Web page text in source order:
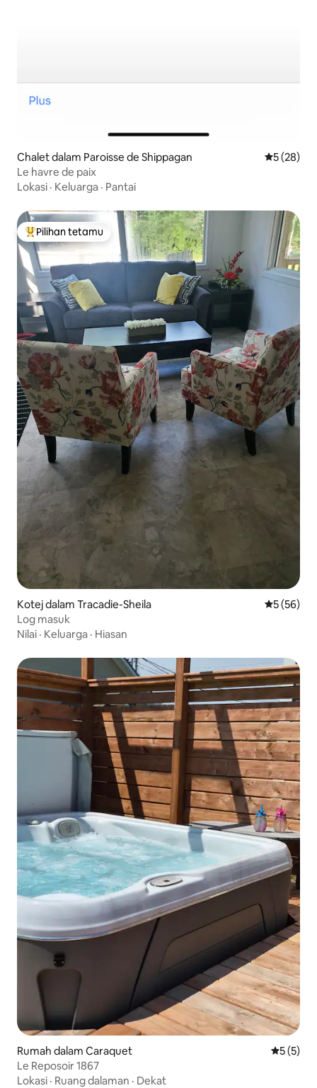
Chalet dalam Paroisse de Shippagan Penarafan
5 (28)
Le havre de paix
Lokasi · Keluarga · Pantai
Pilihan utama tetamu
Pilihan tetamu
Kotej dalam Tracadie-Sheila Penarafan
5 (56)
Log masuk
Nilai · Keluarga · Hiasan
Rumah dalam Caraquet
5 (5)
Le Reposoir 1867
Lokasi · Ruang dalaman · Dekat